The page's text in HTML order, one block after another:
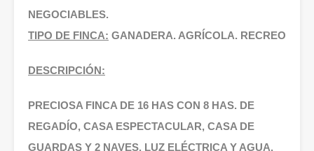
NEGOCIABLES.
TIPO DE FINCA: GANADERA. AGRÍCOLA. RECREO
DESCRIPCIÓN:
PRECIOSA FINCA DE 16 HAS CON 8 HAS. DE
REGADÍO, CASA ESPECTACULAR, CASA DE
GUARDAS Y 2 NAVES. LUZ ELÉCTRICA Y AGUA.